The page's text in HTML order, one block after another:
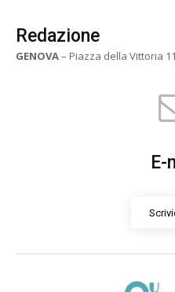
Redazione
GENOVA– Piazza della Vittoria
E-